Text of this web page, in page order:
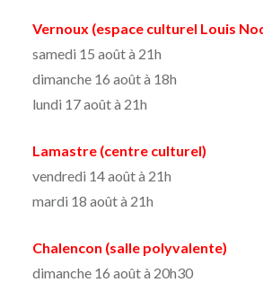
Vernoux (espace culturel Louis
samedi 15 août à 21h
dimanche 16 août à 18h
lundi 17 août à 21h
Lamastre (centre culturel)
vendredi 14 août à 21h
mardi 18 août à 21h
Chalencon (salle polyvalente)
dimanche 16 août à 20h30